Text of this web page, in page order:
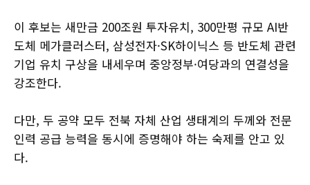
이 후보는 새만금 200조원 투자유치, 300만평 규모 AI반
도체 메가클러스터, 삼성전자·SK하이닉스 등 반도체 관련
기업 유치 구상을 내세우며 중앙정부·여당과의 연결성을
강조한다.
다만, 두 공약 모두 전북 자체 산업 생태계의 두께와 전문
인력 공급 능력을 동시에 증명해야 하는 숙제를 안고 있
다.